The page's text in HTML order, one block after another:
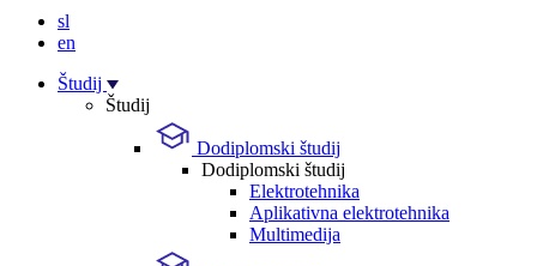
sl
en
Študij
Študij
Dodiplomski študij
Dodiplomski študij
Elektrotehnika
Aplikativna elektrotehnika
Multimedija